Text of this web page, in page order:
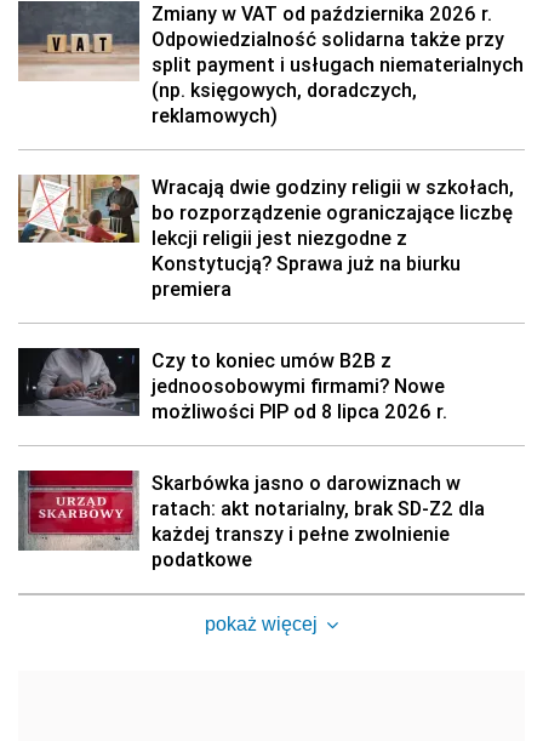
Zmiany w VAT od października 2026 r.
Odpowiedzialność solidarna także przy
split payment i usługach niematerialnych
(np. księgowych, doradczych,
reklamowych)
Wracają dwie godziny religii w szkołach,
bo rozporządzenie ograniczające liczbę
lekcji religii jest niezgodne z
Konstytucją? Sprawa już na biurku
premiera
Czy to koniec umów B2B z
jednoosobowymi firmami? Nowe
możliwości PIP od 8 lipca 2026 r.
Skarbówka jasno o darowiznach w
ratach: akt notarialny, brak SD-Z2 dla
każdej transzy i pełne zwolnienie
podatkowe
pokaż więcej